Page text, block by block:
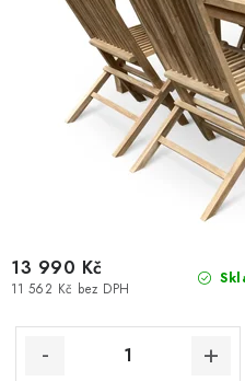
11 562 Kč bez DPH
13 990 Kč